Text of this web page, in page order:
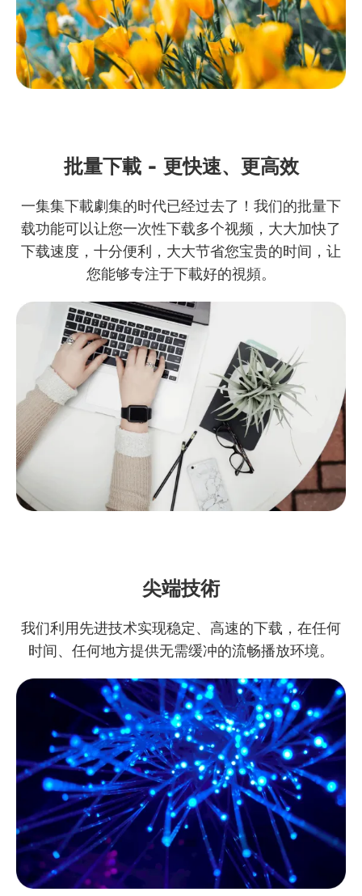
批量下載 - 更快速、更高效
一集集下載劇集的时代已经过去了！我们的批量下
载功能可以让您一次性下载多个视频，大大加快了
下载速度，十分便利，大大节省您宝贵的时间，让
您能够专注于下載好的視頻。
尖端技術
我们利用先进技术实现稳定、高速的下载，在任何
时间、任何地方提供无需缓冲的流畅播放环境。